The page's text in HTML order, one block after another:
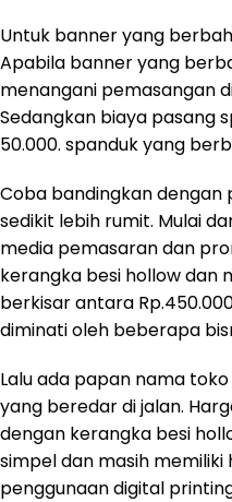
Untuk banner yang
Apabila banner yang
menangani pemasangan
Sedangkan biaya pasang
50.000. spanduk yang
Coba bandingkan dengan
sedikit lebih rumit. Mulai
media pemasaran dan
kerangka besi hollow dan
berkisar antara
diminati oleh beberapa
Lalu ada papan nama
yang beredar di jalan.
dengan kerangka besi
simpel dan masih
penggunaan digital